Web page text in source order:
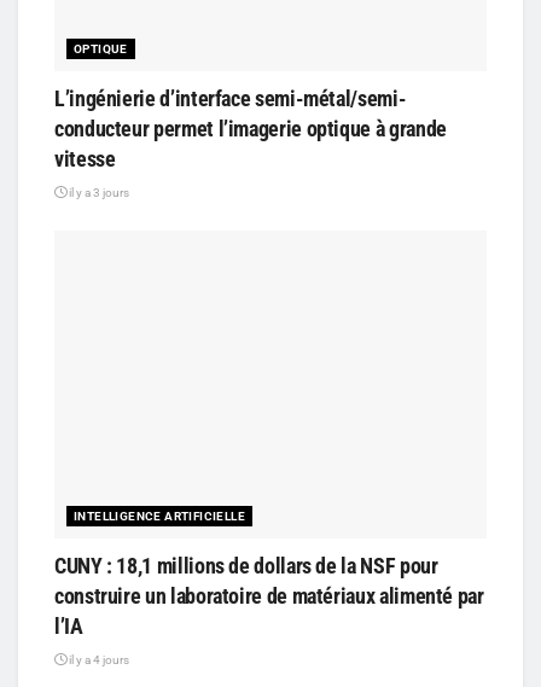
OPTIQUE
L’ingénierie d’interface semi-métal/semi-
conducteur permet l’imagerie optique à grande
vitesse
il y a 3 jours
INTELLIGENCE ARTIFICIELLE
CUNY : 18,1 millions de dollars de la NSF pour
construire un laboratoire de matériaux alimenté par
l’IA
il y a 4 jours